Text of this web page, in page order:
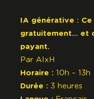
IA générative :
gratuitement… et
payant.
Par AIxH
Horaire : 10h – 13h
Durée : 3 heures